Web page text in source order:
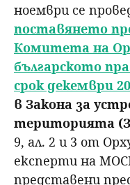
н
е
ноември се
поставянето
Комитета на
българското
срок декември
в Закона за
територията
9, ал. 2 и 3 от
експерти на
представени